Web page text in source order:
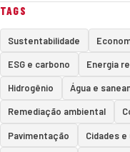
TAGS
Sustentabilidade
ESG e carbono Energia
Hidrogênio Água e
Remediação ambiental
Pavimentação Cidades